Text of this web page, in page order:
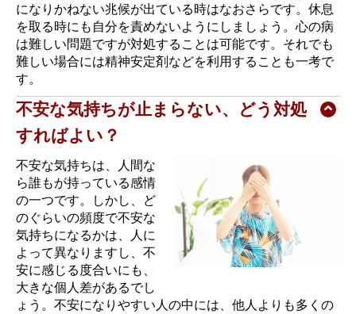
になりかねない兆候が出ている時はなおさらです。休息
を取る時にも自分を責めないようにしましょう。心の病
は難しい問題ですが対処することは可能です。それでも
難しい場合には精神安定剤などを利用することも一考で
す。
不安な気持ちが止まらない、どう対処
すればよい？
不安な気持ちは、人間な
ら誰もが持っている感情
の一つです。しかし、ど
のぐらいの頻度で不安な
気持ちになるかは、人に
よって異なりますし、不
安に感じる度合いにも、
大きな個人差があるでし
ょう。不安になりやすい人の中には、他人よりも多くの